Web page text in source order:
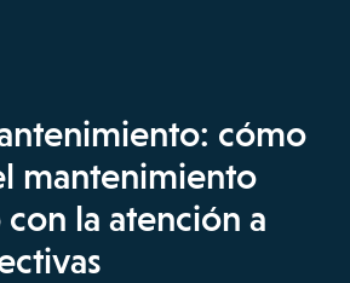
cómo
mantenimiento
la atención a